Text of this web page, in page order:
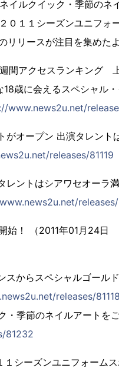
ルクイック・季節のネ
１１シーズンユニフォ
リリースが注目を集めた
アクセスランキング
歳に会えるスペシャル
www.news2u.net/
オープン 出演タレント
releases/81119
ントはシアワセオーラ
始！ （2011年01月24日
スからスペシャルゴール
releases/
季節のネイルアートを
81232
シーズンユニフォーム